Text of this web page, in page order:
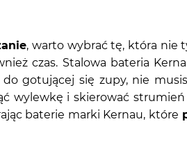
, warto wybrać tę, która nie
czas. Stalowa bateria
gotującej się zupy, nie
i skierować
baterie marki Kernau, które